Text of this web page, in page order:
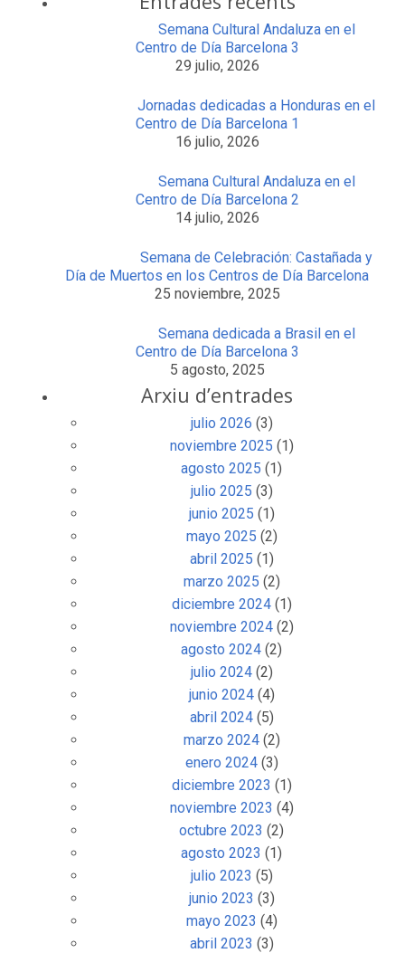
Semana Cultural Andaluza en el
Centro de Día Barcelona 3
29 julio, 2026
Jornadas dedicadas a Honduras en el
Centro de Día Barcelona 1
16 julio, 2026
Semana Cultural Andaluza en el
Centro de Día Barcelona 2
14 julio, 2026
Semana de Celebración: Castañada y
Día de Muertos en los Centros de Día Barcelona
25 noviembre, 2025
Semana dedicada a Brasil en el
Centro de Día Barcelona 3
5 agosto, 2025
Arxiu d’entrades
julio 2026 (3)
noviembre 2025 (1)
agosto 2025 (1)
julio 2025 (3)
junio 2025 (1)
mayo 2025 (2)
abril 2025 (1)
marzo 2025 (2)
diciembre 2024(1)
noviembre 2024(2)
agosto 2024 (2)
julio 2024(2)
junio 2024(4)
abril 2024(5)
marzo 2024(2)
enero 2024(3)
diciembre 2023 (1)
noviembre 2023 (4)
octubre 2023 (2)
agosto 2023 (1)
julio 2023 (5)
junio 2023 (3)
mayo 2023 (4)
abril 2023 (3)